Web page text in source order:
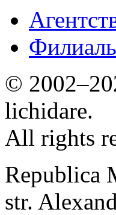
©
lichidare.
All rights
Republica
str.